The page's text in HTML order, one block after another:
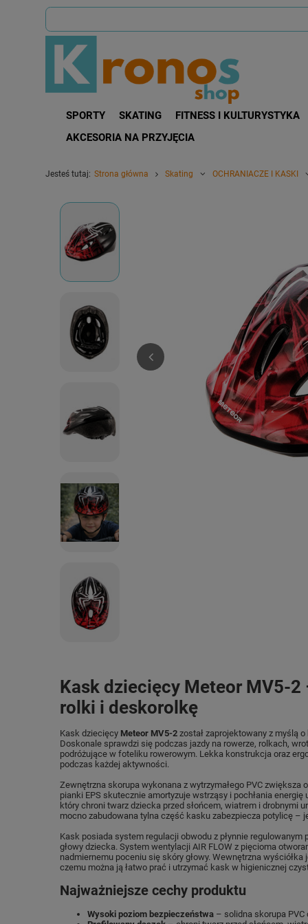
SPORTY SKATING FITNESS I KULTURYSTYKA
AKCESORIA NA PRZYJĘCIA
Jesteś tutaj: Strona główna Skating OCHRANIACZE I KASKI
Kask dziecięcy Meteor MV5-2
rolki i deskorolkę
Kask dziecięcy Meteor MV5-2 został zaprojektowany z myślą
Doskonale sprawdzi się podczas jazdy na rowerze, rolkach,
podróżujące w foteliku rowerowym. Lekka konstrukcja oraz
podczas każdej aktywności.
Zewnętrzna skorupa wykonana z wytrzymałego PVC
pianki EPS skutecznie amortyzuje wstrząsy i pochłania
który chroni twarz dziecka przed słońcem, wiatrem i drobnymi
mocno zabudowana tylna część kasku zabezpiecza potylicę –
Kask posiada system regulacji obwodu z płynnie
głowy dziecka. System wentylacji AIR FLOW z pięcioma
nadmiernemu poceniu się skóry głowy. Wewnętrzna
czemu można ją łatwo prać i utrzymać kask w higienicznej
Najważniejsze cechy produktu
Wysoki poziom bezpieczeństwa – solidna skorupa PVC